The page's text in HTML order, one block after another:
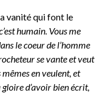
vanité qui font le
humain. Vous me
le coeur de l’homme
se vante et veut
en veulent, et
d’avoir bien écrit,